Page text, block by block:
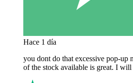
Hace 1 día
you dont do that excessive pop-up
of the stock available is great. I